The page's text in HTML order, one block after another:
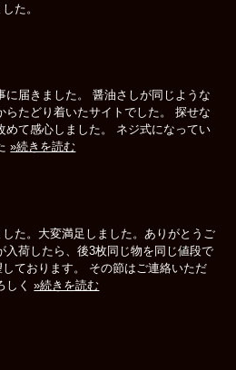
た。
に届きました。 醤油さしが同じような
らたどり着いたサイトでした。 探せな
めて感心しました。 ネジ式になってい
»続きを読む
た。大変満足しました。ありがとうご
入荷したら、後3枚同じ物を同じ値段で
ております。 その節はご連絡いただ
しく»続きを読む